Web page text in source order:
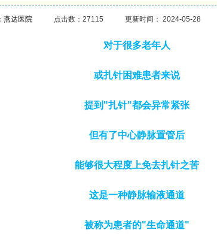
燕达医院 点击数：27115 更新时间： 2024-05-28
对于很多老年人
或扎针困难患者来说
提到"扎针"都会异常紧张
但有了中心静脉置管后
能够很大程度上免去扎针之苦
这是一种静脉输液通道
被称为患者的"生命通道"